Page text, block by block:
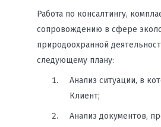
Работа по консалтингу,
сопровождению в сфере
природоохранной
следующему плану:
Анализ ситуации, в
Клиент;
Анализ документов,